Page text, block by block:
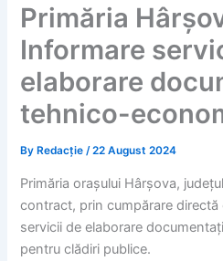
Primăria
Informare
elaborare
tehnico-
By Redacție/22 August 2024
Primăria orașului Hârșova,
contract, prin cumpărare directă
servicii de elaborare
pentru clădiri publice.